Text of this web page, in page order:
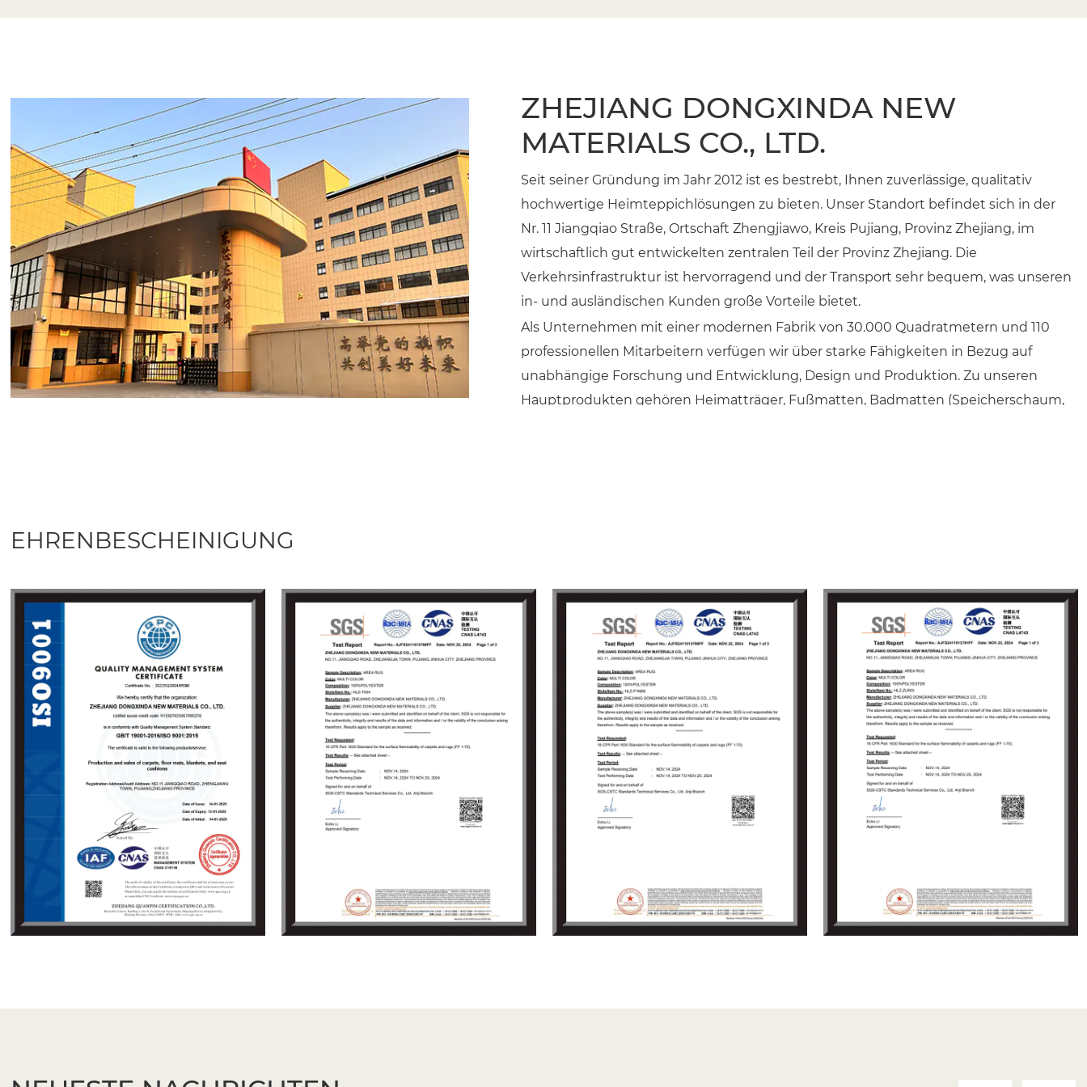
Wartungs- und Reinigungsdienste
Teppichs aufrechtzuerhalten.
Große und mittlere Teppiche sind mehr als nur dekorative Gegenstände; Sie sind wesentliche
Komponenten eines gut gestalteten Raums. Mit zahlreichen Vorteilen, von der Verbesserung
der Ästhetik und dem Komfort über praktische Vorteile wie Lärmreduzierung und
Bodenschutz bieten sie eine gute Investition für jedes Haus oder Büro. Durch die Auswahl der
richtigen Größe, des Materials und der richtigen Platzierung können Sie Ihren Raum mühelos
erhöhen und gleichzeitig langfristige Haltbarkeit und Funktionalität sicherstellen.
ZHEJIANG DONGXINDA NEW
MATERIALS CO., LTD.
Seit seiner Gründung im Jahr 2012 ist es bestrebt, Ihnen zuverlässige, qualitativ
hochwertige Heimteppichlösungen zu bieten. Unser Standort befindet sich in der
Nr. 11 Jiangqiao Straße, Ortschaft Zhengjiawo, Kreis Pujiang, Provinz Zhejiang, im
wirtschaftlich gut entwickelten zentralen Teil der Provinz Zhejiang. Die
Verkehrsinfrastruktur ist hervorragend und der Transport sehr bequem, was unseren
in- und ausländischen Kunden große Vorteile bietet.
Als Unternehmen mit einer modernen Fabrik von 30.000 Quadratmetern und 110
professionellen Mitarbeitern verfügen wir über starke Fähigkeiten in Bezug auf
unabhängige Forschung und Entwicklung, Design und Produktion. Zu unseren
Hauptprodukten gehören Heimatträger, Fußmatten, Badmatten (Speicherschaum,
Kundenzufriedenheit“ und haben das Vertrauen von inländischen und
internationalen Händlern mit zuverlässiger Qualität und schnellem Service
Mit einer jährlichen Produktionskapazität von 5 Millionen Quadratmetern können wir
eine effiziente Fertigstellung und Lieferung Ihrer Aufträge sicherstellen. Wir heißen
Händler aus aller Welt herzlich willkommen, uns zu besuchen, zu beraten und
Geschäftsverhandlungen zu führen, und freuen uns darauf, gemeinsam mit Ihnen
eine bessere Zukunft zu gestalten.
EHRENBESCHEINIGUNG